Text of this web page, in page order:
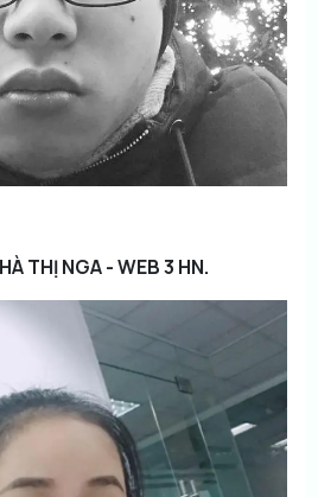
THỊ NGA - WEB 3 HN.